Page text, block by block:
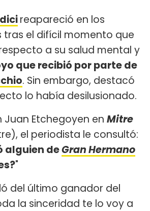
reapareció en los
tras el difícil momento que
a su salud mental y
que recibió por parte de
. Sin embargo, destacó
lo había desilusionado.
Juan Etchegoyen en Mitre
el periodista le consultó:
alguien deGran Hermano
"
del último ganador del
la sinceridad te lo voy a